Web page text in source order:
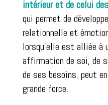
intérieur et de celui
qui permet de
relationnelle et
lorsqu’elle est alliée à
affirmation de soi, de
de ses besoins, peut
grande force.